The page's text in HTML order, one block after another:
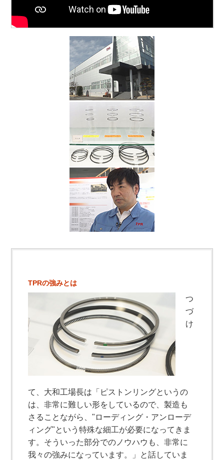
TPRの強みとは
つ
づ
け
て、大和工場長は「ピストンリングというの
は、非常に難しい形をしているので、製造も
さることながら、"ローディング・アンローデ
ィング"という特殊な細工が必要になってきま
す。そういった部分でのノウハウも、非常に
我々の強みになっています。」と話していま